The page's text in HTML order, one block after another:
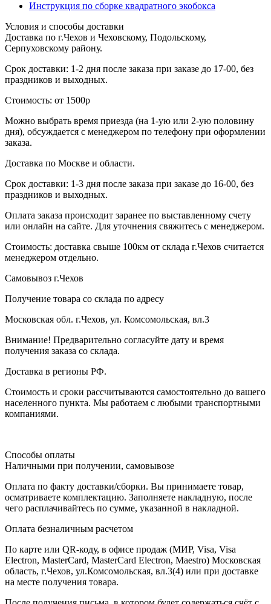
Инструкция по сборке квадратного экобокса
Условия и способы доставки
Доставка по г.Чехов и Чеховскому, Подольскому,
Серпуховскому району.
Срок доставки: 1-2 дня после заказа при заказе до 17-00, без
праздников и выходных.
Стоимость: от 1500р
Можно выбрать время приезда (на 1-ую или 2-ую половину
дня), обсуждается с менеджером по телефону при оформлении
заказа.
Доставка по Москве и области.
Срок доставки: 1-3 дня после заказа при заказе до 16-00, без
праздников и выходных.
Оплата заказа происходит заранее по выставленному счету
или онлайн на сайте. Для уточнения свяжитесь с менеджером.
Стоимость: доставка свыше 100км от склада г.Чехов считается
менеджером отдельно.
Самовывоз г.Чехов
Получение товара со склада по адресу
Московская обл. г.Чехов, ул. Комсомольская, вл.3
Внимание! Предварительно согласуйте дату и время
получения заказа со склада.
Доставка в регионы РФ.
Стоимость и сроки рассчитываются самостоятельно до вашего
населенного пункта. Мы работаем с любыми транспортными
компаниями.
Способы оплаты
Наличными при получении, самовывозе
Оплата по факту доставки/сборки. Вы принимаете товар,
осматриваете комплектацию. Заполняете накладную, после
чего расплачивайтесь по сумме, указанной в накладной.
Оплата безналичным расчетом
По карте или QR-коду, в офисе продаж (МИР, Visa, Visa
Electron, MasterCard, MasterCard Electron, Maestro) Московская
область, г.Чехов, ул.Комсомольская, вл.3(4) или при доставке
на месте получения товара.